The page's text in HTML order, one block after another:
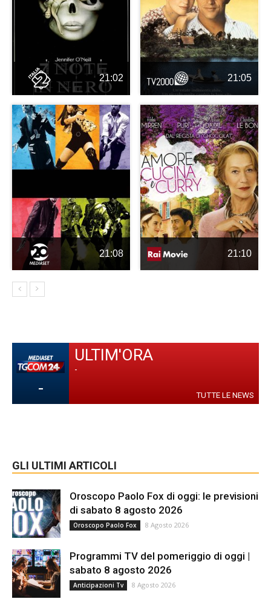
21:02 21:05
21:08 21:10
-
ULTIM'ORA
-
TUTTE LE NEWS
GLI ULTIMI ARTICOLI
Oroscopo Paolo Fox di oggi: le previsioni
di sabato 8 agosto 2026
Oroscopo Paolo Fox 8 Agosto 2026
Programmi TV del pomeriggio di oggi |
sabato 8 agosto 2026
Anticipazioni Tv 8 Agosto 2026